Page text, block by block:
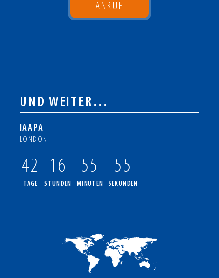
ANRUF
UND WEITER…
IAAPA
LONDON
42
TAGE
16
STUNDEN
55
MINUTEN
55
SEKUNDEN